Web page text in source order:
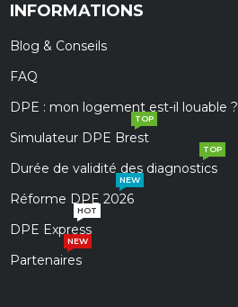
INFORMATIONS
Blog & Conseils
FAQ
DPE : mon logement est-il louable ?
Simulateur DPE Brest
TOP
Durée de validité des diagnostics
TOP
Réforme DPE 2026
NEW
DPE Express
HOT
Partenaires
NEW